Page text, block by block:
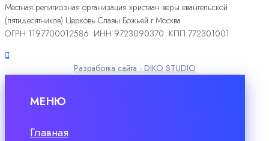
Местная религиозная организация христиан веры евангельской
(пятидесятников) Церковь Славы Божьей г.Москва
ОГРН 1197700012586 ИНН 9723090370 КПП 772301001
Разработка сайта - DIKO STUDIO
МЕНЮ
Главная